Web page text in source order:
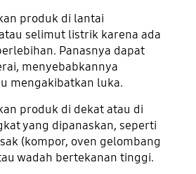
produk di lantai
selimut listrik karena ada
Panasnya dapat
menyebabkannya
mengakibatkan luka.
produk di dekat atau di
yang dipanaskan, seperti
(kompor, oven gelombang
wadah bertekanan tinggi.